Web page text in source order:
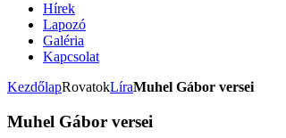
Hírek
Lapozó
Galéria
Kapcsolat
KezdőlapRovatokLíraMuhel Gábor versei
Muhel Gábor versei